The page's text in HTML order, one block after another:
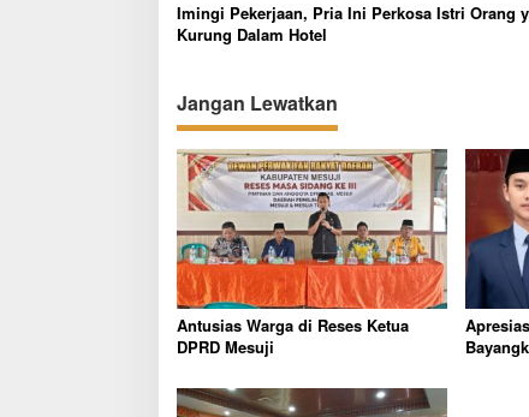
Imingi Pekerjaan, Pria Ini Perkosa Istri Orang
Kurung Dalam Hotel
Jangan Lewatkan
Antusias Warga di Reses Ketua
DPRD Mesuji